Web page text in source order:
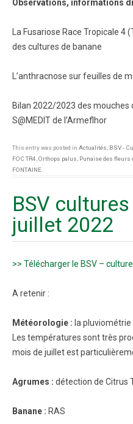
Observations, informations
La Fusariose Race Tropicale
des cultures de banane
L’anthracnose sur feuilles de
Bilan 2022/2023 des mouches
S@MEDIT de l’Armeflhor
This entry was posted in Actualités BSV -
FOC TR4 Orthops palus Punaise des fleurs
FONTAINE
BSV
juillet 2022
>> Télécharger le BSV –
A retenir :
Météorologie : la
Les températures sont très
mois de juillet est
Agrumes : détection de Citrus
Banane : RAS